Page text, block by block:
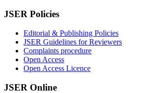
JSER Policies
Editorial & Publishing Policies
JSER Guidelines for Reviewers
Complaints procedure
Open Access
Open Access Licence
JSER Online